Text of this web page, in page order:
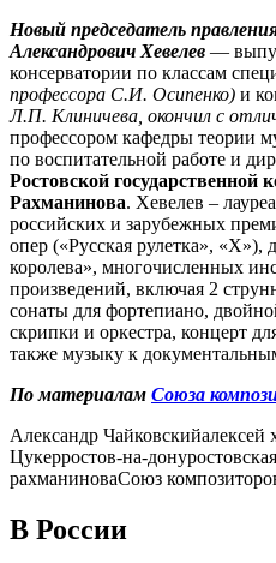
Новый председатель
Александрович Хевелев —
консерватории по классам
профессора С.И. Осипенко) и
Л.П. Клиничева, окончил с
профессором кафедры теории
по воспитательной работе и
Ростовской государственной
Рахманинова. Хевелев –
российских и зарубежных
опер («Русская рулетка», «Х»),
королева», многочисленных
произведений, включая 2
сонаты для фортепиано,
скрипки и оркестра, концерт
также музыку к
По материалам Союза
Александр Чайковскийалексей
Цукерростов-на-дону
рахманиноваСоюз
В России